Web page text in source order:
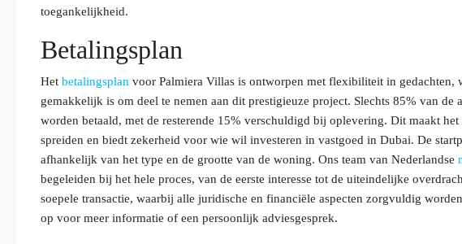
toegankelijkheid.
Betalingsplan
Het betalingsplan voor Palmiera Villas is ontworpen met flexibiliteit in gedachten,
gemakkelijk is om deel te nemen aan dit prestigieuze project. Slechts 85% van de
worden betaald, met de resterende 15% verschuldigd bij oplevering. Dit maakt
spreiden en biedt zekerheid voor wie wil investeren in vastgoed in Dubai. De
afhankelijk van het type en de grootte van de woning. Ons team van Nederlandse
begeleiden bij het hele proces, van de eerste interesse tot de uiteindelijke
soepele transactie, waarbij alle juridische en financiële aspecten zorgvuldig
op voor meer informatie of een persoonlijk adviesgesprek.